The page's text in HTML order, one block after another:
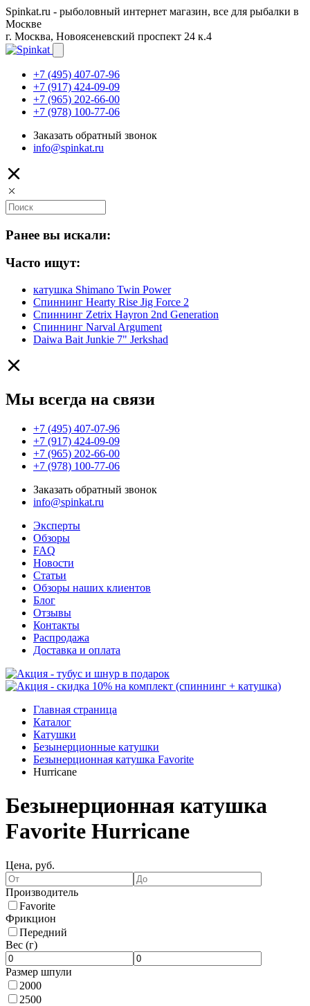
Spinkat.ru - рыболовный интернет магазин, все для рыбалки в
Москве
г. Москва, Новоясеневский проспект 24 к.4
+7 (495) 407-07-96
+7 (917) 424-09-09
+7 (965) 202-66-00
+7 (978) 100-77-06
Заказать обратный звонок
info@spinkat.ru
Ранее вы искали:
Часто ищут:
катушка Shimano Twin Power
Спиннинг Hearty Rise Jig Force 2
Спиннинг Zetrix Hayron 2nd Generation
Спиннинг Narval Argument
Daiwa Bait Junkie 7" Jerkshad
Мы всегда на связи
+7 (495) 407-07-96
+7 (917) 424-09-09
+7 (965) 202-66-00
+7 (978) 100-77-06
Заказать обратный звонок
info@spinkat.ru
Эксперты
Обзоры
FAQ
Новости
Статьи
Обзоры наших клиентов
Блог
Отзывы
Контакты
Распродажа
Доставка и оплата
Главная страница
Каталог
Катушки
Безынерционные катушки
Безынерционная катушка Favorite
Hurricane
Безынерционная катушка
Favorite Hurricane
Цена, руб.
Производитель
Favorite
Фрикцион
Передний
Вес (г)
Размер шпули
2000
2500